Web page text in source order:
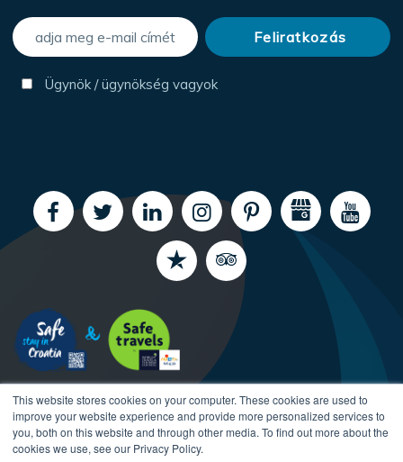
This website stores cookies on your computer. These cookies are used to
improve your website experience and provide more personalized services to
you, both on this website and through other media. To find out more about the
cookies we use, see our Privacy Policy.
Ügynök / ügynökség vagyok